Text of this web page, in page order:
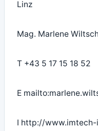
Linz
Mag. Marlene
T +43 5 17 15 18 52
E
I http://